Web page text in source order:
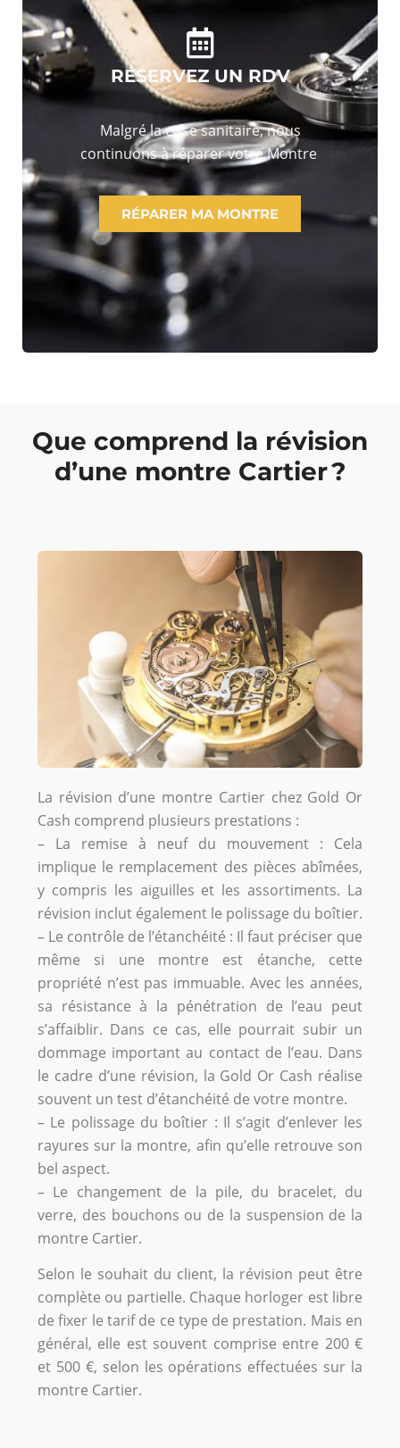
RÉSERVEZ UN RDV
Malgré la crise sanitaire, nous
continuons à réparer votre Montre
RÉPARER MA MONTRE
Que comprend la révision
d’une montre Cartier ?
La révision d’une montre Cartier chez Gold Or
Cash comprend plusieurs prestations :
– La remise à neuf du mouvement : Cela
implique le remplacement des pièces abîmées,
y compris les aiguilles et les assortiments. La
révision inclut également le polissage du boîtier.
– Le contrôle de l’étanchéité : Il faut préciser que
même si une montre est étanche, cette
propriété n’est pas immuable. Avec les années,
sa résistance à la pénétration de l’eau peut
s’affaiblir. Dans ce cas, elle pourrait subir un
dommage important au contact de l’eau. Dans
le cadre d’une révision, la Gold Or Cash réalise
souvent un test d’étanchéité de votre montre.
– Le polissage du boîtier : Il s’agit d’enlever les
rayures sur la montre, afin qu’elle retrouve son
bel aspect.
– Le changement de la pile, du bracelet, du
verre, des bouchons ou de la suspension de la
montre Cartier.
Selon le souhait du client, la révision peut être
complète ou partielle. Chaque horloger est libre
de fixer le tarif de ce type de prestation. Mais en
général, elle est souvent comprise entre 200 €
et 500 €, selon les opérations effectuées sur la
montre Cartier.